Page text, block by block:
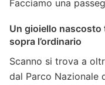
Facciamo una
Un gioiello
sopra l’ordinario
Scanno si trova a
dal Parco Nazionale